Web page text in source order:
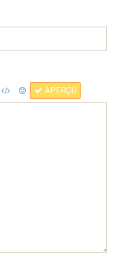
APERÇU